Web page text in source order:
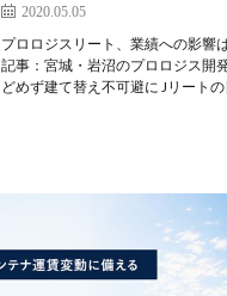
2020.05.05
プロロジスリート、業績への影響
記事：宮城・岩沼のプロロジス開
どめず建て替え不可避に Jリート